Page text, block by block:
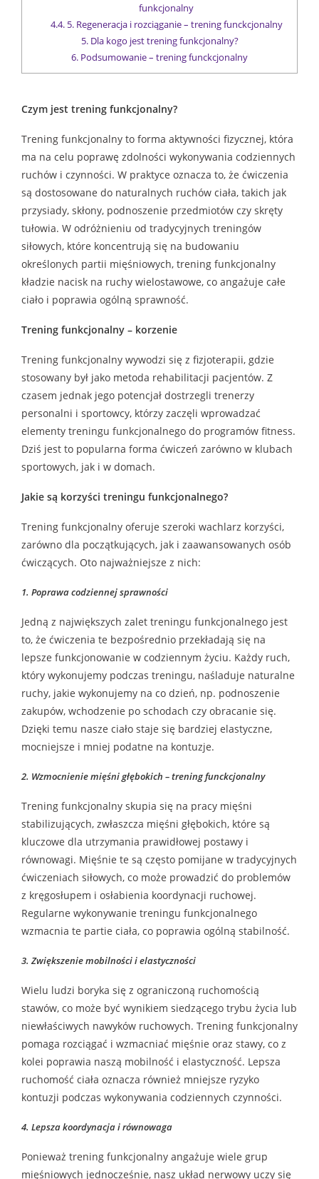
funkcjonalny
4.4.5. Regeneracja i rozciąganie – trening funckcjonalny
5.Dla kogo jest trening funkcjonalny?
6. Podsumowanie – trening funckcjonalny
Czym jest trening funkcjonalny?
Trening funkcjonalny to forma aktywności fizycznej, która
ma na celu poprawę zdolności wykonywania codziennych
ruchów i czynności. W praktyce oznacza to, że ćwiczenia
są dostosowane do naturalnych ruchów ciała, takich jak
przysiady, skłony, podnoszenie przedmiotów czy skręty
tułowia. W odróżnieniu od tradycyjnych treningów
siłowych, które koncentrują się na budowaniu
określonych partii mięśniowych, trening funkcjonalny
kładzie nacisk na ruchy wielostawowe, co angażuje całe
ciało i poprawia ogólną sprawność.
Trening funkcjonalny – korzenie
Trening funkcjonalny wywodzi się z fizjoterapii, gdzie
stosowany był jako metoda rehabilitacji pacjentów. Z
czasem jednak jego potencjał dostrzegli trenerzy
personalni i sportowcy, którzy zaczęli wprowadzać
elementy treningu funkcjonalnego do programów fitness.
Dziś jest to popularna forma ćwiczeń zarówno w klubach
sportowych, jak i w domach.
Jakie są korzyści treningu funkcjonalnego?
Trening funkcjonalny oferuje szeroki wachlarz korzyści,
zarówno dla początkujących, jak i zaawansowanych osób
ćwiczących. Oto najważniejsze z nich:
1. Poprawa codziennej sprawności
Jedną z największych zalet treningu funkcjonalnego jest
to, że ćwiczenia te bezpośrednio przekładają się na
lepsze funkcjonowanie w codziennym życiu. Każdy ruch,
który wykonujemy podczas treningu, naśladuje naturalne
ruchy, jakie wykonujemy na co dzień, np. podnoszenie
zakupów, wchodzenie po schodach czy obracanie się.
Dzięki temu nasze ciało staje się bardziej elastyczne,
mocniejsze i mniej podatne na kontuzje.
2. Wzmocnienie mięśni głębokich – trening funckcjonalny
Trening funkcjonalny skupia się na pracy mięśni
stabilizujących, zwłaszcza mięśni głębokich, które są
kluczowe dla utrzymania prawidłowej postawy i
równowagi. Mięśnie te są często pomijane w tradycyjnych
ćwiczeniach siłowych, co może prowadzić do problemów
z kręgosłupem i osłabienia koordynacji ruchowej.
Regularne wykonywanie treningu funkcjonalnego
wzmacnia te partie ciała, co poprawia ogólną stabilność.
3. Zwiększenie mobilności i elastyczności
Wielu ludzi boryka się z ograniczoną ruchomością
stawów, co może być wynikiem siedzącego trybu życia lub
niewłaściwych nawyków ruchowych. Trening funkcjonalny
pomaga rozciągać i wzmacniać mięśnie oraz stawy, co z
kolei poprawia naszą mobilność i elastyczność. Lepsza
ruchomość ciała oznacza również mniejsze ryzyko
kontuzji podczas wykonywania codziennych czynności.
4. Lepsza koordynacja i równowaga
Ponieważ trening funkcjonalny angażuje wiele grup
mięśniowych jednocześnie, nasz układ nerwowy uczy się